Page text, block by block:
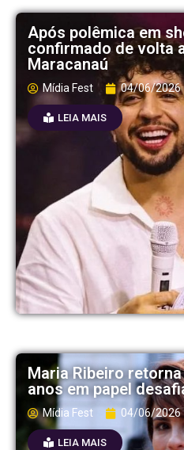
Após polêmica em
confirmado de volta
Maracanaú
Mídia Fest 04/06/2026
LEIA MAIS
Maria Ribeiro
anos em papel
Mídia Fest 04/06/2026
LEIA MAIS